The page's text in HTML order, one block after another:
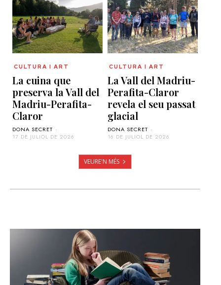
CULTURA I ART
La cuina que
preserva la Vall del
Madriu-Perafita-
Claror
DONA SECRET -
17 DE JULIOL DE 2026
CULTURA I ART
La Vall del Madriu-
Perafita-Claror
revela el seu passat
glacial
DONA SECRET -
16 DE JULIOL DE 2026
VEURE'N MÉS